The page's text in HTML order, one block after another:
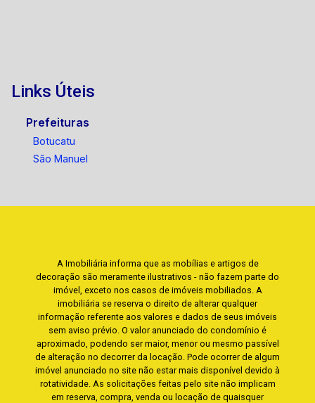
Links Úteis
Prefeituras
Botucatu
São Manuel
A Imobiliária informa que as mobílias e artigos de
decoração são meramente ilustrativos - não fazem parte do
imóvel, exceto nos casos de imóveis mobiliados. A
imobiliária se reserva o direito de alterar qualquer
informação referente aos valores e dados de seus imóveis
sem aviso prévio. O valor anunciado do condomínio é
aproximado, podendo ser maior, menor ou mesmo passível
de alteração no decorrer da locação. Pode ocorrer de algum
imóvel anunciado no site não estar mais disponível devido à
rotatividade. As solicitações feitas pelo site não implicam
em reserva, compra, venda ou locação de quaisquer